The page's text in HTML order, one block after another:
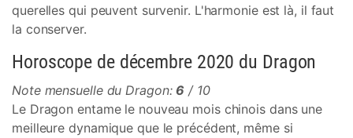
querelles qui peuvent survenir. L'harmonie est là, il faut
la conserver.
Horoscope de décembre 2020 du Dragon
Note mensuelle du Dragon: 6 / 10
Le Dragon entame le nouveau mois chinois dans une
meilleure dynamique que le précédent, même si